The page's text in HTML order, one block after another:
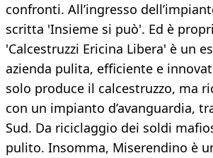
confronti. All’ingresso
scritta 'Insieme si può'. Ed è
'Calcestruzzi Ericina Libera' è un
azienda pulita, efficiente e
solo produce il calcestruzzo, ma
con un impianto d’avanguardia,
Sud. Da riciclaggio dei soldi
pulito. Insomma, Miserendino è